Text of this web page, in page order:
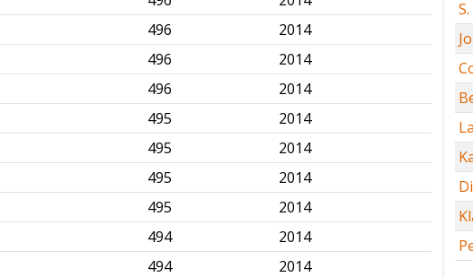
496 2014
496 2014
496 2014
495 2014
495 2014
495 2014
495 2014
494 2014
494 2014